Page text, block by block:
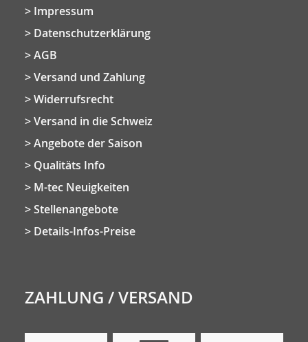
Impressum
Datenschutzerklärung
AGB
Versand und Zahlung
Widerrufsrecht
Versand in die Schweiz
Angebote der Saison
Qualitäts Info
M-tec Neuigkeiten
Stellenangebote
Details-Infos-Preise
ZAHLUNG / VERSAND